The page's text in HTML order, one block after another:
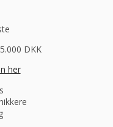
DKK
her